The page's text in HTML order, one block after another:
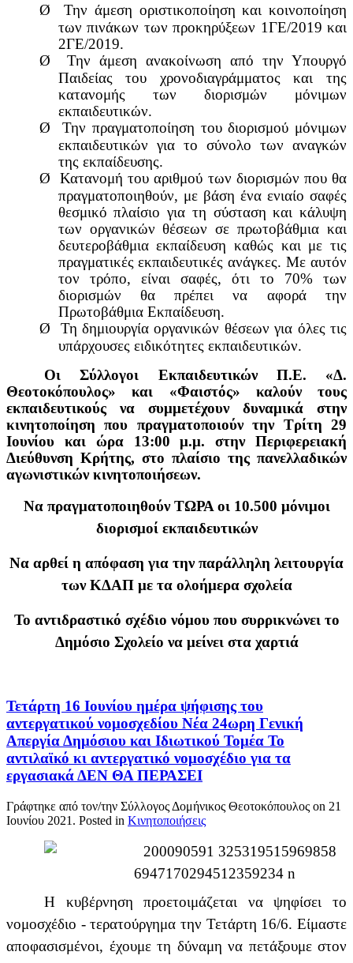
Ø
Την άμεση οριστικοποίηση και κοινοποίηση
των πινάκων των προκηρύξεων 1ΓΕ/2019 και
2ΓE/2019.
Ø
Την άμεση ανακοίνωση από την Υπουργό
Παιδείας του χρονοδιαγράμματος και της
κατανομής των διορισμών μόνιμων
εκπαιδευτικών.
Ø
Την πραγματοποίηση του διορισμού μόνιμων
εκπαιδευτικών για το σύνολο των αναγκών
της εκπαίδευσης.
Ø
Κατανομή του αριθμού των διορισμών που θα
πραγματοποιηθούν, με βάση ένα ενιαίο σαφές
θεσμικό πλαίσιο για τη σύσταση και κάλυψη
των οργανικών θέσεων σε πρωτοβάθμια και
δευτεροβάθμια εκπαίδευση καθώς και με τις
πραγματικές εκπαιδευτικές ανάγκες. Με αυτόν
τον τρόπο, είναι σαφές, ότι το 70% των
διορισμών θα πρέπει να αφορά την
Πρωτοβάθμια Εκπαίδευση.
Ø
Τη δημιουργία οργανικών θέσεων για όλες τις
υπάρχουσες ειδικότητες εκπαιδευτικών.
Οι Σύλλογοι Εκπαιδευτικών Π.Ε. «Δ.
Θεοτοκόπουλος» και «Φαιστός» καλούν τους
εκπαιδευτικούς να συμμετέχουν δυναμικά στην
κινητοποίηση που πραγματοποιούν την Τρίτη 29
Ιουνίου και ώρα 13:00 μ.μ. στην Περιφερειακή
Διεύθυνση Κρήτης, στο πλαίσιο της πανελλαδικών
αγωνιστικών κινητοποιήσεων.
Να πραγματοποιηθούν ΤΩΡΑ οι 10.500 μόνιμοι
διορισμοί εκπαιδευτικών
Να αρθεί η απόφαση για την παράλληλη λειτουργία
των ΚΔΑΠ με τα ολοήμερα σχολεία
Το αντιδραστικό σχέδιο νόμου που συρρικνώνει το
Δημόσιο Σχολείο να μείνει στα χαρτιά
Τετάρτη 16 Ιουνίου ημέρα ψήφισης του
αντεργατικού νομοσχεδίου Νέα 24ωρη Γενική
Απεργία Δημόσιου και Ιδιωτικού Τομέα Το
αντιλαϊκό κι αντεργατικό νομοσχέδιο για τα
εργασιακά ΔΕΝ ΘΑ ΠΕΡΑΣΕΙ
Γράφτηκε από τον/την Σύλλογος Δομήνικος Θεοτοκόπουλος on 21
Ιουνίου 2021 . Posted in Κινητοποιήσεις
Η κυβέρνηση προετοιμάζεται να ψηφίσει το
νομοσχέδιο - τερατούργημα την Τετάρτη 16/6. Είμαστε
αποφασισμένοι, έχουμε τη δύναμη να πετάξουμε στον